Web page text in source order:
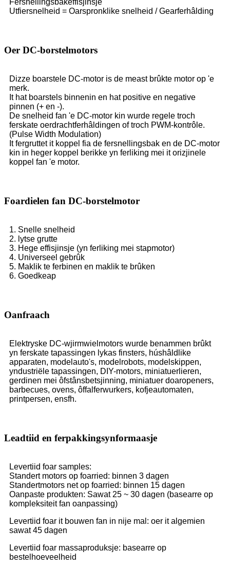
Utfiersnelheid = Oarspronklike snelheid / Gearferhâlding
Oer DC-borstelmotors
Dizze boarstele DC-motor is de meast brûkte motor op 'e
merk.
It hat boarstels binnenin en hat positive en negative
pinnen (+ en -).
De snelheid fan 'e DC-motor kin wurde regele troch
ferskate oerdrachtferhâldingen of troch PWM-kontrôle.
(Pulse Width Modulation)
It fergruttet it koppel fia de fersnellingsbak en de DC-motor
kin in heger koppel berikke yn ferliking mei it orizjinele
koppel fan 'e motor.
Foardielen fan DC-borstelmotor
1. Snelle snelheid
2. lytse grutte
3. Hege effisjinsje (yn ferliking mei stapmotor)
4. Universeel gebrûk
5. Maklik te ferbinen en maklik te brûken
6. Goedkeap
Oanfraach
Elektryske DC-wjirmwielmotors wurde benammen brûkt
yn ferskate tapassingen lykas finsters, húshâldlike
apparaten, modelauto's, modelrobots, modelskippen,
yndustriële tapassingen, DIY-motors, miniatuerlieren,
gerdinen mei ôfstânsbetsjinning, miniatuer doaropeners,
barbecues, ovens, ôffalferwurkers, kofjeautomaten,
printpersen, ensfh.
Leadtiid en ferpakkingsynformaasje
Levertiid foar samples:
Standert motors op foarried: binnen 3 dagen
Standertmotors net op foarried: binnen 15 dagen
Oanpaste produkten: Sawat 25 ~ 30 dagen (basearre op
kompleksiteit fan oanpassing)
Levertiid foar it bouwen fan in nije mal: oer it algemien
sawat 45 dagen
Levertiid foar massaproduksje: basearre op
bestelhoeveelheid